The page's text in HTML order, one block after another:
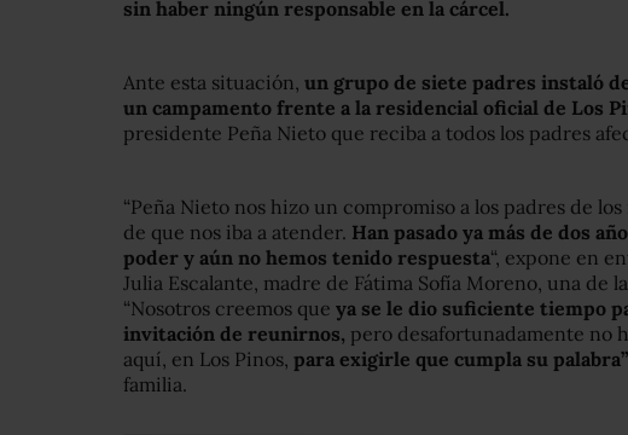
sin haber ningún responsable en la cárcel.
Ante esta situación, un grupo de siete padres instaló
un campamento frente a la residencial oficial de Los
presidente Peña Nieto que reciba a todos los padres
“Peña Nieto nos hizo un compromiso a los padres de
de que nos iba a atender. Han pasado ya más de dos
poder y aún no hemos tenido respuesta“, expone en
Julia Escalante, madre de Fátima Sofía Moreno, una de
“Nosotros creemos que ya se le dio suficiente tiempo
invitación de reunirnos, pero desafortunadamente no
aquí, en Los Pinos, para exigirle que cumpla su palabra”
familia.